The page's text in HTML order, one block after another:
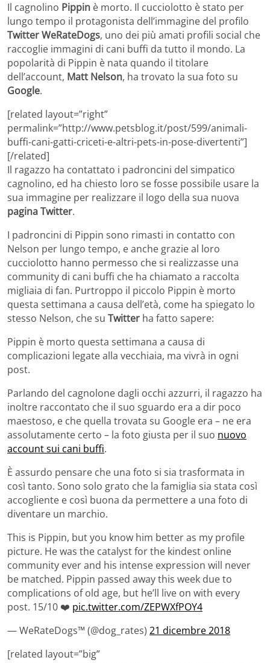
Il cagnolino Pippin è morto. Il cucciolotto è stato per
lungo tempo il protagonista dell’immagine del profilo
Twitter WeRateDogs, uno dei più amati profili social che
raccoglie immagini di cani buffi da tutto il mondo. La
popolarità di Pippin è nata quando il titolare
dell’account, Matt Nelson, ha trovato la sua foto su
Google.
[related layout=”right”
permalink=”http://www.petsblog.it/post/599/animali-
buffi-cani-gatti-criceti-e-altri-pets-in-pose-divertenti”]
[/related]
Il ragazzo ha contattato i padroncini del simpatico
cagnolino, ed ha chiesto loro se fosse possibile usare la
sua immagine per realizzare il logo della sua nuova
pagina Twitter.
I padroncini di Pippin sono rimasti in contatto con
Nelson per lungo tempo, e anche grazie al loro
cucciolotto hanno permesso che si realizzasse una
community di cani buffi che ha chiamato a raccolta
migliaia di fan. Purtroppo il piccolo Pippin è morto
questa settimana a causa dell’età, come ha spiegato lo
stesso Nelson, che su Twitter ha fatto sapere:
Pippin è morto questa settimana a causa di
complicazioni legate alla vecchiaia, ma vivrà in ogni
post.
Parlando del cagnolone dagli occhi azzurri, il ragazzo ha
inoltre raccontato che il suo sguardo era a dir poco
maestoso, e che quella trovata su Google era – ne era
assolutamente certo – la foto giusta per il suo nuovo
account sui cani buffi.
È assurdo pensare che una foto si sia trasformata in
così tanto. Sono solo grato che la famiglia sia stata così
accogliente e così buona da permettere a una foto di
diventare un marchio.
This is Pippin, but you know him better as my profile
picture. He was the catalyst for the kindest online
community ever and his intense expression will never
be matched. Pippin passed away this week due to
complications of old age, but he’ll live on with every
post. 15/10 ❤️ pic.twitter.com/ZEPWXfPOY4
— WeRateDogs™ (@dog_rates) 21 dicembre 2018
[related layout=”big”